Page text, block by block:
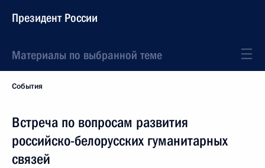
Президент России
Материалы по выбранной теме
События
Встреча по вопросам развития
российско-белорусских гуманитарных
связей